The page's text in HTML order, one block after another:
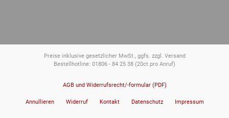
Preise inklusive gesetzlicher MwSt., ggfs. zzgl. Versand
Bestellhotline: 01806 - 84 25 38 (20ct pro Anruf)
AGB und Widerrufsrecht/-formular (PDF)
Annullieren Widerruf Kontakt Datenschutz Impressum